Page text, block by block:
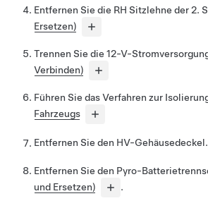
Entfernen Sie die RH Sitzlehne der 2.
Ersetzen)
Trennen Sie die 12-V-
Verbinden)
Führen Sie das Verfahren zur
Fahrzeugs
Entfernen Sie den HV-
Entfernen Sie den Pyro-
und Ersetzen)
.